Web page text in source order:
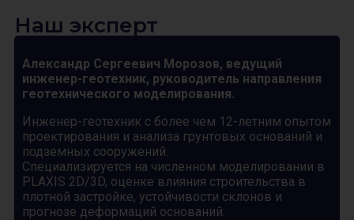
Наш эксперт
Александр Сергеевич Морозов, ведущий
инженер-геотехник, руководитель направления
геотехнического моделирования.
Инженер-геотехник с более чем 12-летним опытом
проектирования и анализа грунтовых оснований и
подземных сооружений.
Специализируется на численном моделировании в
PLAXIS 2D/3D, оценке влияния строительства в
плотной застройке, устойчивости склонов и
прогнозе деформаций оснований.